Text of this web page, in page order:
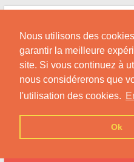
Nous utilisons des
garantir la meilleure
site. Si vous continuez à
nous considérerons que
l'utilisation des cookies.
Ok
Skip
content
Conseils et Infos pour la
Africaine !